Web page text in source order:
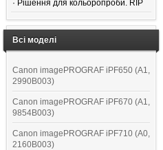
· Рішення для кольоропроби. RIP
Всі моделі
Canon imagePROGRAF iPF650 (A1,
2990B003)
Canon imagePROGRAF iPF670 (A1,
9854B003)
Canon imagePROGRAF iPF710 (A0,
2160B003)